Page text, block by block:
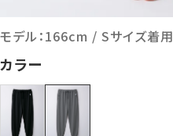
モデル：166cm / Sサイズ着用
カラー